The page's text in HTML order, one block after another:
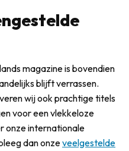
magazine is bovendien
blijft verrassen.
wij ook prachtige titels
voor een vlekkeloze
onze internationale
dan onzeveelgestelde